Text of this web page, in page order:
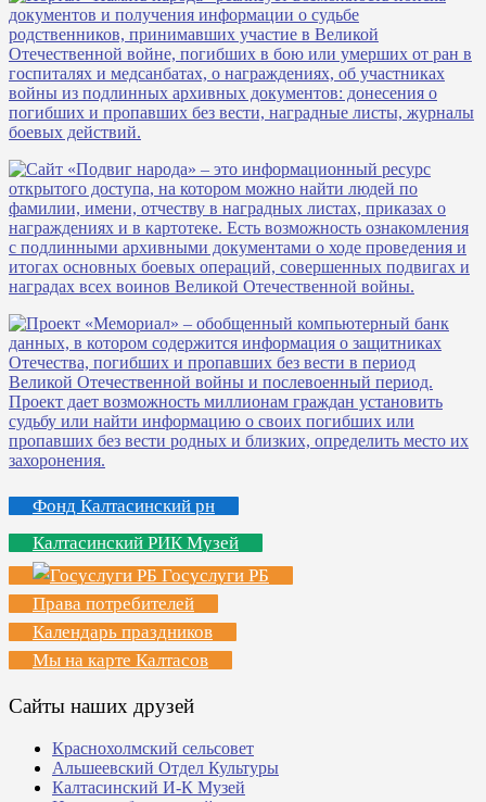
Фонд Калтасинский рн
Калтасинский РИК Музей
Госуслуги РБ
Права потребителей
Календарь праздников
Мы на карте Калтасов
Сайты наших друзей
Краснохолмский сельсовет
Альшеевский Отдел Культуры
Калтасинский И-К Музей